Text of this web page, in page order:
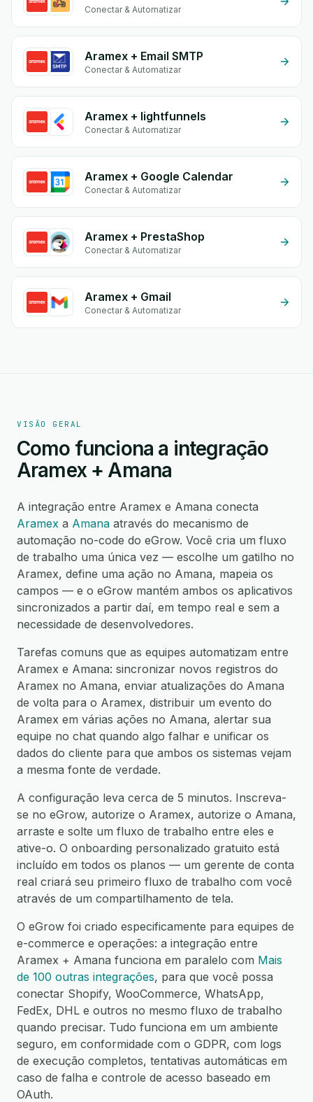
Conectar & Automatizar
Aramex + Email SMTP
Conectar & Automatizar
Aramex + lightfunnels
Conectar & Automatizar
Aramex + Google Calendar
Conectar & Automatizar
Aramex + PrestaShop
Conectar & Automatizar
Aramex + Gmail
Conectar & Automatizar
VISÃO GERAL
Como funciona a integração
Aramex + Amana
A integração entre Aramex e Amana conecta
Aramex a Amana através do mecanismo de
automação no-code do eGrow. Você cria um fluxo
de trabalho uma única vez — escolhe um gatilho no
Aramex, define uma ação no Amana, mapeia os
campos — e o eGrow mantém ambos os aplicativos
sincronizados a partir daí, em tempo real e sem a
necessidade de desenvolvedores.
Tarefas comuns que as equipes automatizam entre
Aramex e Amana: sincronizar novos registros do
Aramex no Amana, enviar atualizações do Amana
de volta para o Aramex, distribuir um evento do
Aramex em várias ações no Amana, alertar sua
equipe no chat quando algo falhar e unificar os
dados do cliente para que ambos os sistemas vejam
a mesma fonte de verdade.
A configuração leva cerca de 5 minutos. Inscreva-
se no eGrow, autorize o Aramex, autorize o Amana,
arraste e solte um fluxo de trabalho entre eles e
ative-o. O onboarding personalizado gratuito está
incluído em todos os planos — um gerente de conta
real criará seu primeiro fluxo de trabalho com você
através de um compartilhamento de tela.
O eGrow foi criado especificamente para equipes de
e-commerce e operações: a integração entre
Aramex + Amana funciona em paralelo com Mais
de 100 outras integrações, para que você possa
conectar Shopify, WooCommerce, WhatsApp,
FedEx, DHL e outros no mesmo fluxo de trabalho
quando precisar. Tudo funciona em um ambiente
seguro, em conformidade com o GDPR, com logs
de execução completos, tentativas automáticas em
caso de falha e controle de acesso baseado em
OAuth.